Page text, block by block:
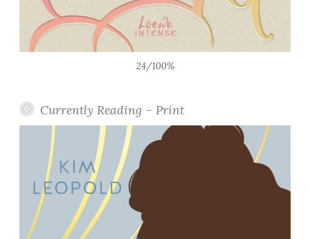
24/100%
Currently Reading – Print